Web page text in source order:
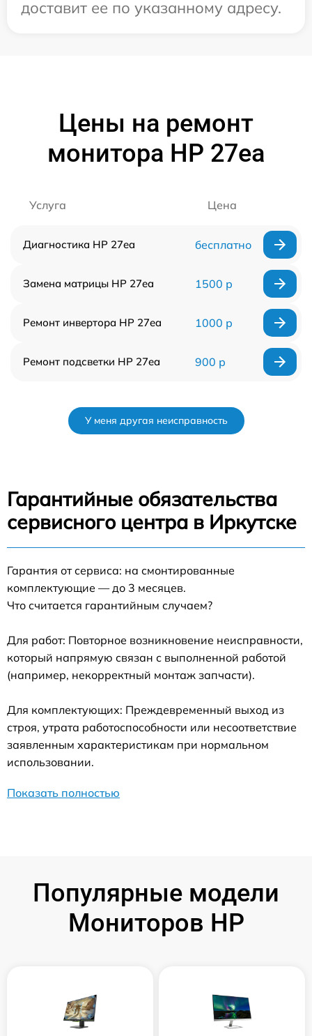
доставит ее по указанному адресу.
Цены на ремонт
монитора HP 27ea
Услуга Цена
Диагностика HP 27ea бесплатно
Замена матрицы HP 27ea 1500 р
Ремонт инвертора HP 27ea 1000 р
Ремонт подсветки HP 27ea 900 р
У меня другая неисправность
Гарантийные обязательства
сервисного центра в Иркутске
Гарантия от сервиса: на смонтированные
комплектующие — до 3 месяцев.
Что считается гарантийным случаем?
Для работ: Повторное возникновение неисправности,
который напрямую связан с выполненной работой
(например, некорректный монтаж запчасти).
Для комплектующих: Преждевременный выход из
строя, утрата работоспособности или несоответствие
заявленным характеристикам при нормальном
использовании.
Показать полностью
Популярные модели
Мониторов HP